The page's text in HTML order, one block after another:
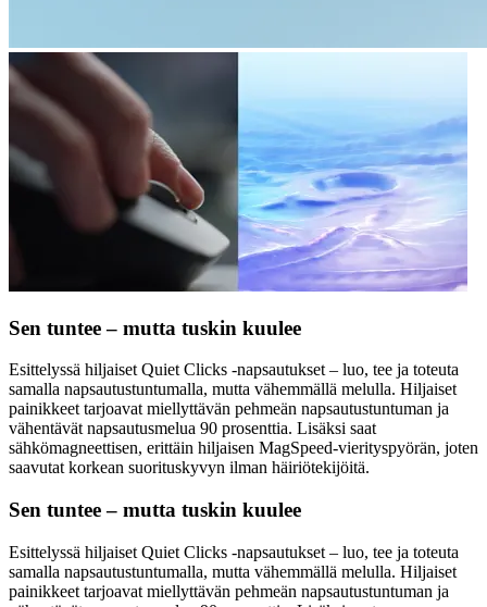
Sen tuntee – mutta tuskin kuulee
Esittelyssä hiljaiset Quiet Clicks -napsautukset – luo, tee ja toteuta
samalla napsautustuntumalla, mutta vähemmällä melulla. Hiljaiset
painikkeet tarjoavat miellyttävän pehmeän napsautustuntuman ja
vähentävät napsautusmelua 90 prosenttia. Lisäksi saat
sähkömagneettisen, erittäin hiljaisen MagSpeed-vierityspyörän, joten
saavutat korkean suorituskyvyn ilman häiriötekijöitä.
Sen tuntee – mutta tuskin kuulee
Esittelyssä hiljaiset Quiet Clicks -napsautukset – luo, tee ja toteuta
samalla napsautustuntumalla, mutta vähemmällä melulla. Hiljaiset
painikkeet tarjoavat miellyttävän pehmeän napsautustuntuman ja